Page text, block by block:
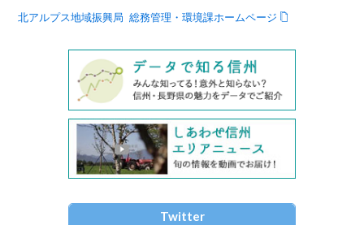
北アルプス地域振興局 総務管理・環境課ホームページ
Twitter